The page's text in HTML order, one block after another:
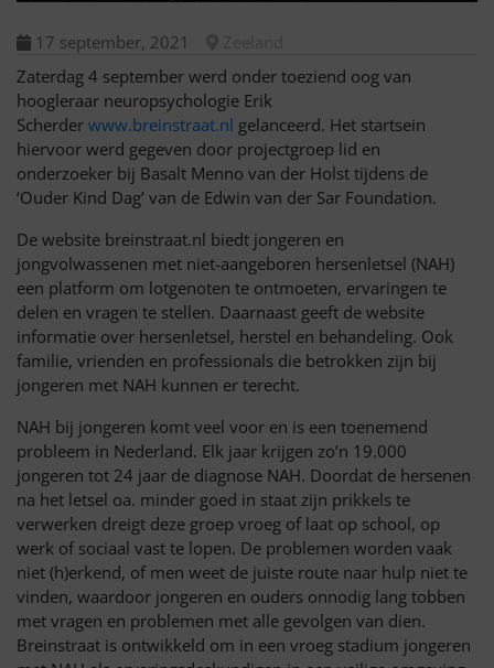
17 september, 2021
Zaterdag 4 september werd onder toeziend oog van
hoogleraar neuropsychologie Erik
Scherder www.breinstraat.nl gelanceerd. Het startsein
hiervoor werd gegeven door projectgroep lid en
onderzoeker bij Basalt Menno van der Holst tijdens de
‘Ouder Kind Dag’ van de Edwin van der Sar Foundation.
De website breinstraat.nl biedt jongeren en
jongvolwassenen met niet-aangeboren hersenletsel (NAH)
een platform om lotgenoten te ontmoeten, ervaringen te
delen en vragen te stellen. Daarnaast geeft de website
informatie over hersenletsel, herstel en behandeling. Ook
familie, vrienden en professionals die betrokken zijn bij
jongeren met NAH kunnen er terecht.
NAH bij jongeren komt veel voor en is een toenemend
probleem in Nederland. Elk jaar krijgen zo’n 19.000
jongeren tot 24 jaar de diagnose NAH. Doordat de hersenen
na het letsel oa. minder goed in staat zijn prikkels te
verwerken dreigt deze groep vroeg of laat op school, op
werk of sociaal vast te lopen. De problemen worden vaak
niet (h)erkend, of men weet de juiste route naar hulp niet te
vinden, waardoor jongeren en ouders onnodig lang tobben
met vragen en problemen met alle gevolgen van dien.
Breinstraat is ontwikkeld om in een vroeg stadium jongeren